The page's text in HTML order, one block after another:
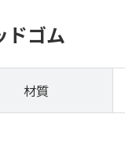
ドゴム
材質